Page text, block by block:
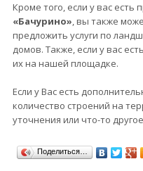
Кроме того, если у вас есть
«Бачурино», вы также
предложить услуги по
домов. Также, если у вас
их на нашей площадке.
Если у Вас есть
количество строений на
уточнения или что-то
Поделиться…